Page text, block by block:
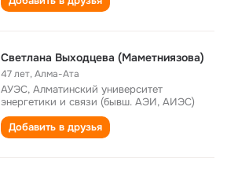
Светлана Выходцева (Маметниязова)
47 лет,Алма-Ата
АУЭС, Алматинский университет
энергетики и связи (бывш. АЭИ, АИЭС)
Добавить в друзья